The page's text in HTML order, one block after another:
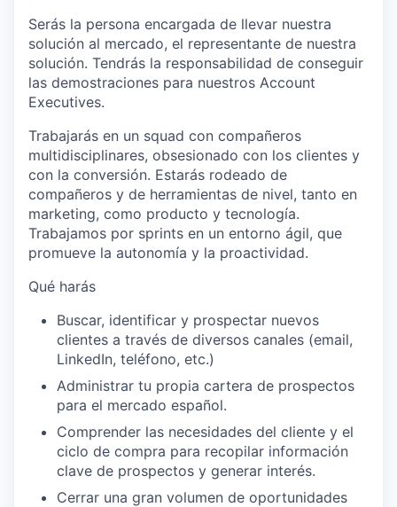
Serás la persona encargada de llevar nuestra
solución al mercado, el representante de nuestra
solución. Tendrás la responsabilidad de conseguir
las demostraciones para nuestros Account
Executives.
Trabajarás en un squad con compañeros
multidisciplinares, obsesionado con los clientes y
con la conversión. Estarás rodeado de
compañeros y de herramientas de nivel, tanto en
marketing, como producto y tecnología.
Trabajamos por sprints en un entorno ágil, que
promueve la autonomía y la proactividad.
Qué harás
Buscar, identificar y prospectar nuevos
clientes a través de diversos canales (email,
LinkedIn, teléfono, etc.)
Administrar tu propia cartera de prospectos
para el mercado español.
Comprender las necesidades del cliente y el
ciclo de compra para recopilar información
clave de prospectos y generar interés.
Cerrar una gran volumen de oportunidades